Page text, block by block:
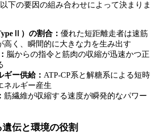
下の要因の組み合わせによって決まりま
）の割合： 優れた短距離走者は速筋
高く、瞬間的に大きな力を生み出す
脳からの指令と筋肉の収縮が迅速かつ正
ギー供給： ATP-CP系と解糖系による短時
ネルギー産生
筋繊維が収縮する速度が瞬発的なパワー
伝と環境の役割